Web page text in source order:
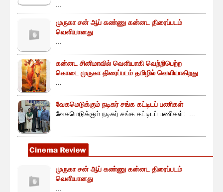
முருகா சன் ஆப் கண்ணு கன்னட திரைப்படம்
வெளியானது
கன்னட சினிமாவில் வெளியாகி வெற்றிபெற்ற
கொடை முருகா திரைப்படம் தமிழில் வெளியாகிறது
வேகமெடுக்கும் நடிகர் சங்க கட்டிடப் பணிகள்
வேகமெடுக்கும் நடிகர் சங்க கட்டிடப் பணிகள்: ...
முருகா சன் ஆப் கண்ணு கன்னட திரைப்படம்
வெளியானது